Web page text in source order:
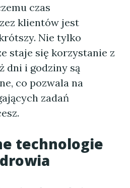
czas
klientów jest
Nie tylko
staje się korzystanie z
dni i godziny są
co pozwala na
zadań
technologie